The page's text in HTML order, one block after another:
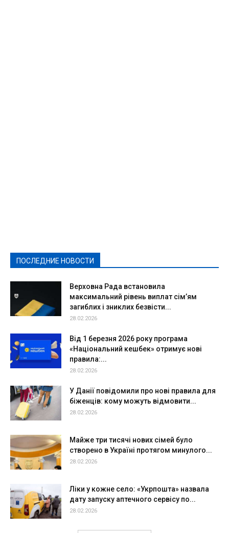
ПОСЛЕДНИЕ НОВОСТИ
Верховна Рада встановила
максимальний рівень виплат сім’ям
загиблих і зниклих безвісти...
28.02.2026
Від 1 березня 2026 року програма
«Національний кешбек» отримує нові
правила:...
28.02.2026
У Данії повідомили про нові правила для
біженців: кому можуть відмовити...
28.02.2026
Майже три тисячі нових сімей було
створено в Україні протягом минулого...
28.02.2026
Ліки у кожне село: «Укрпошта» назвала
дату запуску аптечного сервісу по...
28.02.2026